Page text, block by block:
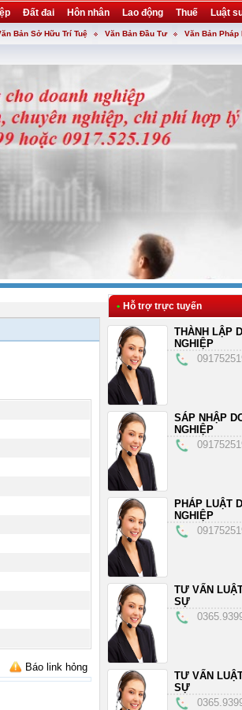
Đất đai Hôn nhân Lao động Thuế Luật
Bản Sở Hữu Trí Tuệ Văn Bản Đầu Tư Văn Bản Pháp
Báo link hỏng
• Hỗ trợ trực tuyến
THÀNH LẬP
NGHIỆP
SÁP NHẬP
NGHIỆP
PHÁP LUẬT
NGHIỆP
TƯ VẤN
SỰ
TƯ VẤN
SỰ